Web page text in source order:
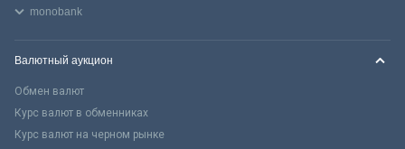
monobank
Валютный аукцион
Обмен валют
Курс валют в обменниках
Курс валют на черном рынке